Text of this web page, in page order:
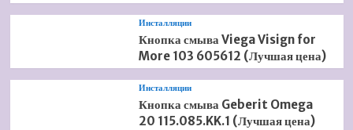
Инсталляции
Кнопка смыва Viega Visign for
More 103 605612 (Лучшая цена)
Инсталляции
Кнопка смыва Geberit Omega
20 115.085.KK.1 (Лучшая цена)